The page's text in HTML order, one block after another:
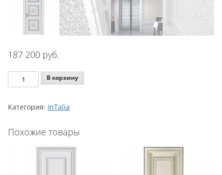
187 200 руб.
Количество
Agoprofil
Caterina
Benevelli
В корзину
Категория: InTalia
Похожие товары